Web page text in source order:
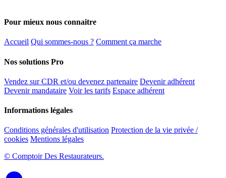
Pour mieux nous connaitre
Accueil Qui sommes-nous ? Comment ça marche
Nos solutions Pro
Vendez sur CDR et/ou devenez partenaire Devenir adhérent
Devenir mandataire Voir les tarifs Espace adhérent
Informations légales
Conditions générales d'utilisation Protection de la vie privée /
cookies Mentions légales
© Comptoir Des Restaurateurs.